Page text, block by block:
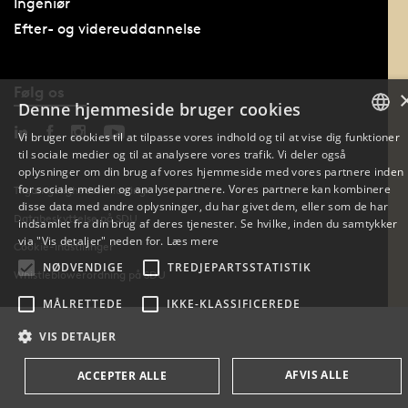
Efter- og videreuddannelse
Følg os
Tilgængelighedserklæring
Databeskyttelse på SDU
Cookie-indstillinger
Whistleblowerordning på SDU
ENGLISH
Denne hjemmeside bruger cookies
Vi bruger cookies til at tilpasse vores indhold og til at vise dig funktioner
til sociale medier og til at analysere vores trafik. Vi deler også
oplysninger om din brug af vores hjemmeside med vores partnere inden
for sociale medier og analysepartnere. Vores partnere kan kombinere
disse data med andre oplysninger, du har givet dem, eller som de har
indsamlet fra din brug af deres tjenester. Se hvilke, inden du samtykker
via "Vis detaljer" neden for. Læs mere
NØDVENDIGE
TREDJEPARTSSTATISTIK
MÅLRETTEDE IKKE-KLASSIFICEREDE
VIS DETALJER
ACCEPTER ALLE AFVIS ALLE